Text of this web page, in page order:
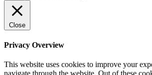
Close
Privacy Overview
This website uses cookies to improve your